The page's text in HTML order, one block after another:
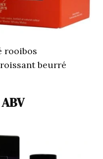
rooibos
beurré